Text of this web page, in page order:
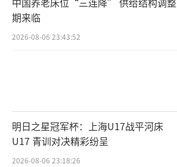
期来临
2026-08-06 23:43:52
明日之星冠军杯：上海U17战平河床
U17 青训对决精彩纷呈
2026-08-06 23:18:26